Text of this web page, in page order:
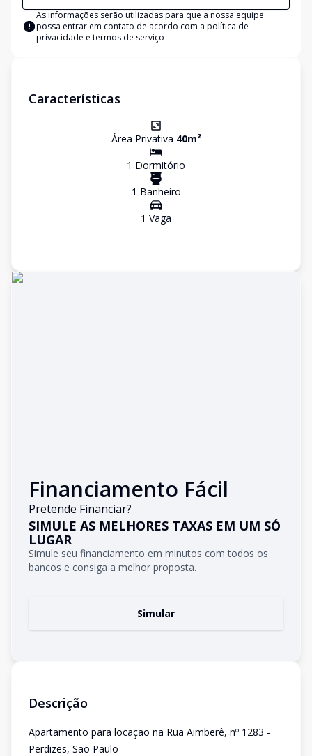
As informações serão utilizadas para que a nossa equipe
possa entrar em contato de acordo com a política de
privacidade e termos de serviço
Características
Área Privativa 40m²
1 Dormitório
1 Banheiro
1 Vaga
Financiamento Fácil
Pretende Financiar?
SIMULE AS MELHORES TAXAS EM UM SÓ
LUGAR
Simule seu financiamento em minutos com todos os
bancos e consiga a melhor proposta.
Simular
Descrição
Apartamento para locação na Rua Aimberê, nº 1283 -
Perdizes, São Paulo